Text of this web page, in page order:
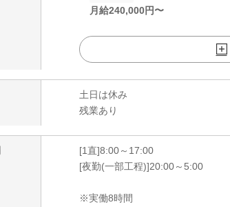
月給240,000円〜
土日は休み
残業あり
[1直]8:00～17:00
[夜勤(一部工程)]20:00～5:00
※実働8時間